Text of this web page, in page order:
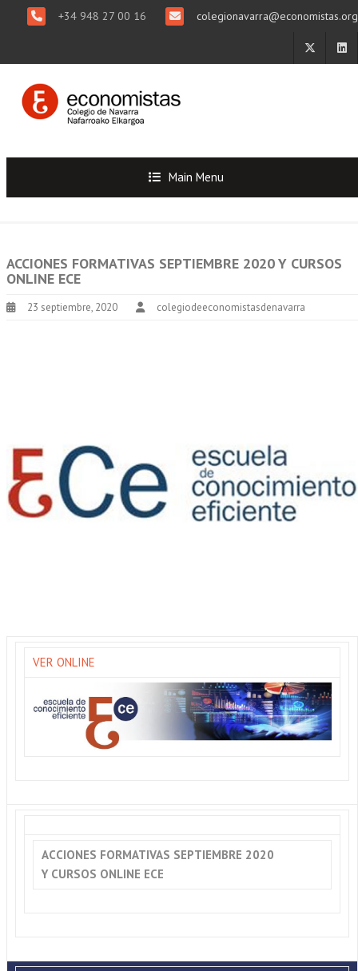
+34 948 27 00 16 colegionavarra@economistas.org
Main Menu
ACCIONES FORMATIVAS SEPTIEMBRE 2020 Y CURSOS
ONLINE ECE
23 septiembre, 2020 colegiodeeconomistasdenavarra
VER ONLINE
ACCIONES FORMATIVAS SEPTIEMBRE 2020
Y CURSOS ONLINE ECE